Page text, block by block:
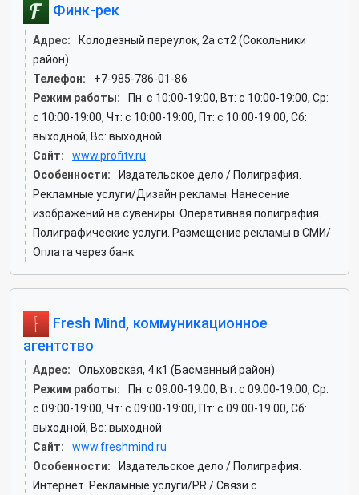
Финк-рек
Адрес:
Колодезный переулок, 2а ст2 (Сокольники
район)
Телефон:
+7-985-786-01-86
Режим работы:
Пн: c 10:00-19:00, Вт: c 10:00-19:00, Ср:
c 10:00-19:00, Чт: c 10:00-19:00, Пт: c 10:00-19:00, Сб:
выходной, Вс: выходной
Сайт:
www.profitv.ru
Особенности:
Издательское дело / Полиграфия.
Рекламные услуги/Дизайн рекламы. Нанесение
изображений на сувениры. Оперативная полиграфия.
Полиграфические услуги. Размещение рекламы в СМИ/
Оплата через банк
Fresh Mind, коммуникационное
агентство
Адрес:
Ольховская, 4 к1 (Басманный район)
Режим работы:
Пн: c 09:00-19:00, Вт: c 09:00-19:00, Ср:
c 09:00-19:00, Чт: c 09:00-19:00, Пт: c 09:00-19:00, Сб:
выходной, Вс: выходной
Сайт:
www.freshmind.ru
Особенности:
Издательское дело / Полиграфия.
Интернет. Рекламные услуги/PR / Связи с